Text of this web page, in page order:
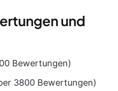
und
Bewertungen)
3800 Bewertungen)